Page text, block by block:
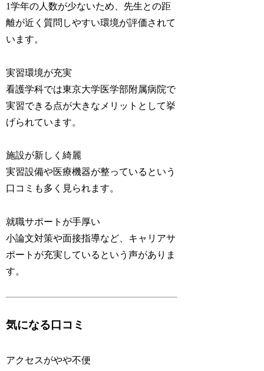
1学年の人数が少ないため、先生との距
離が近く質問しやすい環境が評価されて
います。
実習環境が充実
看護学科では東京大学医学部附属病院で
実習できる点が大きなメリットとして挙
げられています。
施設が新しく綺麗
実習設備や医療機器が整っているという
口コミも多く見られます。
就職サポートが手厚い
小論文対策や面接指導など、キャリアサ
ポートが充実しているという声がありま
す。
気になる口コミ
アクセスがやや不便